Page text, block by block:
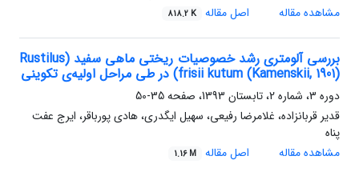
مشاهده مقاله
اصل مقاله 818.2 K
بررسی آلومتری رشد خصوصیات ریختی ماهی سفید (Rustilus
frisii kutum (Kamenskii, 1901)) در طی مراحل اولیه‌ی تکوینی
دوره 3، شماره 2، تابستان 1393، صفحه
35-50
قدیر قربانزاده، غلامرضا رفیعی، سهیل ایگدری، هادی پورباقر، ایرج عفت
پناه
مشاهده مقاله
اصل مقاله 1.16 M